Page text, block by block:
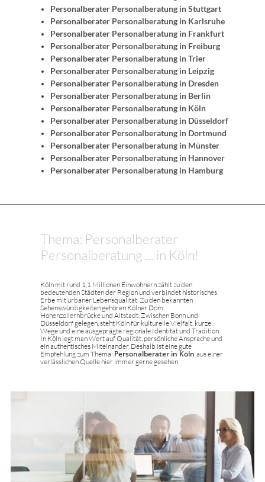
Personalberater Personalberatung in Stuttgart
Personalberater Personalberatung in Karlsruhe
Personalberater Personalberatung in Frankfurt
Personalberater Personalberatung in Freiburg
Personalberater Personalberatung in Trier
Personalberater Personalberatung in Leipzig
Personalberater Personalberatung in Dresden
Personalberater Personalberatung in Berlin
Personalberater Personalberatung in Köln
Personalberater Personalberatung in Düsseldorf
Personalberater Personalberatung in Dortmund
Personalberater Personalberatung in Münster
Personalberater Personalberatung in Hannover
Personalberater Personalberatung in Hamburg
Thema: Personalberater
Personalberatung ... in Köln!
Köln mit rund 1,1 Millionen Einwohnern zählt zu den
bedeutenden Städten der Region und verbindet historisches
Erbe mit urbaner Lebensqualität. Zu den bekannten
Sehenswürdigkeiten gehören Kölner Dom,
Hohenzollernbrücke und Altstadt. Zwischen Bonn und
Düsseldorf gelegen, steht Köln für kulturelle Vielfalt, kurze
Wege und eine ausgeprägte regionale Identität und Tradition.
In Köln legt man Wert auf Qualität, persönliche Ansprache und
ein authentisches Miteinander. Deshalb ist eine gute
Empfehlung zum Thema: Personalberater in Köln aus einer
verlässlichen Quelle hier immer gerne gesehen.